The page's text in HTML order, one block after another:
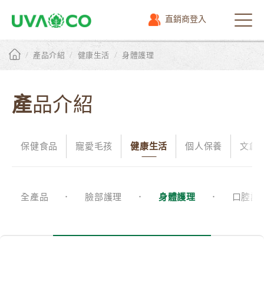
直銷商登入
選
單
/ 產品介紹 / 健康生活 / 身體護理
產品介紹
保健食品 寵愛毛孩 健康生活 個人保養 文創
全產品 臉部護理 身體護理 口腔護